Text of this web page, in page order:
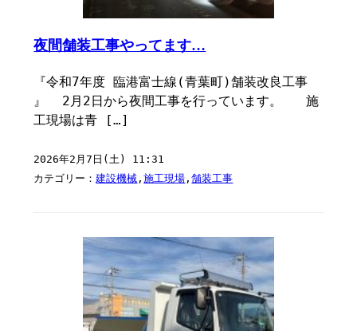
夜間舗装工事やってます…
『令和7年度 臨港富士線(青葉町)舗装改良工事
』 ⁡ 2月2日から夜間工事を行っています。 施
工現場は青 […]
2026年2月7日(土) 11:31
カテゴリー：建設機械 ,施工現場 ,舗装工事